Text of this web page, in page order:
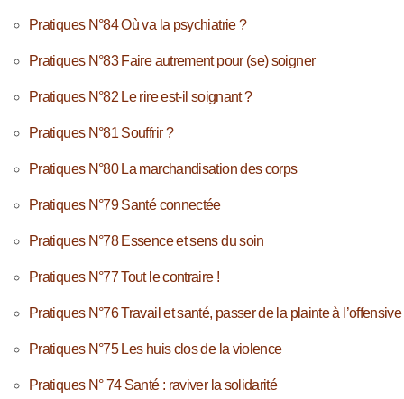
Pratiques N°84 Où va la psychiatrie ?
Pratiques N°83 Faire autrement pour (se) soigner
Pratiques N°82 Le rire est-il soignant ?
Pratiques N°81 Souffrir ?
Pratiques N°80 La marchandisation des corps
Pratiques N°79 Santé connectée
Pratiques N°78 Essence et sens du soin
Pratiques N°77 Tout le contraire !
Pratiques N°76 Travail et santé, passer de la plainte à l’offensive
Pratiques N°75 Les huis clos de la violence
Pratiques N° 74 Santé : raviver la solidarité